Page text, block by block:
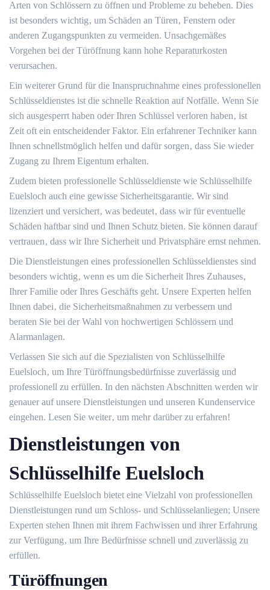
Arten von Schlössern zu öffnen und Probleme zu beheben.​ Dies
ist besonders wichtig‚ um Schäden an Türen‚ Fenstern oder
anderen Zugangspunkten zu vermeiden.​ Unsachgemäßes
Vorgehen bei der Türöffnung kann hohe Reparaturkosten
verursachen.​
Ein weiterer Grund für die Inanspruchnahme eines professionellen
Schlüsseldienstes ist die schnelle Reaktion auf Notfälle.​ Wenn Sie
sich ausgesperrt haben oder Ihren Schlüssel verloren haben‚ ist
Zeit oft ein entscheidender Faktor.​ Ein erfahrener Techniker kann
Ihnen schnellstmöglich helfen und dafür sorgen‚ dass Sie wieder
Zugang zu Ihrem Eigentum erhalten.​
Zudem bieten professionelle Schlüsseldienste wie Schlüsselhilfe
Euelsloch auch eine gewisse Sicherheitsgarantie.​ Wir sind
lizenziert und versichert‚ was bedeutet‚ dass wir für eventuelle
Schäden haftbar sind und Ihnen Schutz bieten.​ Sie können darauf
vertrauen‚ dass wir Ihre Sicherheit und Privatsphäre ernst nehmen.
Die Dienstleistungen eines professionellen Schlüsseldienstes sind
besonders wichtig‚ wenn es um die Sicherheit Ihres Zuhauses‚
Ihrer Familie oder Ihres Geschäfts geht.​ Unsere Experten helfen
Ihnen dabei‚ die Sicherheitsmaßnahmen zu verbessern und
beraten Sie bei der Wahl von hochwertigen Schlössern und
Alarmanlagen.
Verlassen Sie sich auf die Spezialisten von Schlüsselhilfe
Euelsloch‚ um Ihre Türöffnungsbedürfnisse zuverlässig und
professionell zu erfüllen.​ In den nächsten Abschnitten werden wir
genauer auf unsere Dienstleistungen und unseren Kundenservice
eingehen.​ Lesen Sie weiter‚ um mehr darüber zu erfahren!
Dienstleistungen von
Schlüsselhilfe Euelsloch
Schlüsselhilfe Euelsloch bietet eine Vielzahl von professionellen
Dienstleistungen rund um Schloss- und Schlüsselanliegen; Unsere
Experten stehen Ihnen mit ihrem Fachwissen und ihrer Erfahrung
zur Verfügung‚ um Ihre Bedürfnisse schnell und zuverlässig zu
erfüllen.
Türöffnungen